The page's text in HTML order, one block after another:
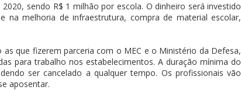
sendo R$ 1 milhão por escola. O dinheiro será investido
na melhoria de infraestrutura, compra de material escolar,
que fizerem parceria com o MEC e o Ministério da Defesa,
para trabalho nos estabelecimentos. A duração mínima do
ser cancelado a qualquer tempo. Os profissionais vão
aposentar.